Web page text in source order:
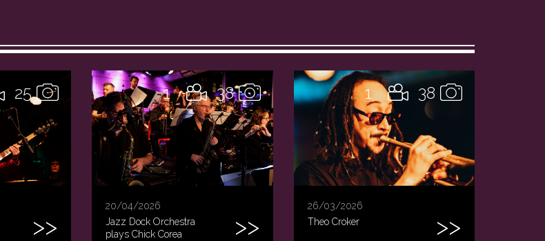
25 38
1
20/04/2026
Jazz Dock Orchestra
plays Chick Corea
38
1
26/03/2026
Theo Croker